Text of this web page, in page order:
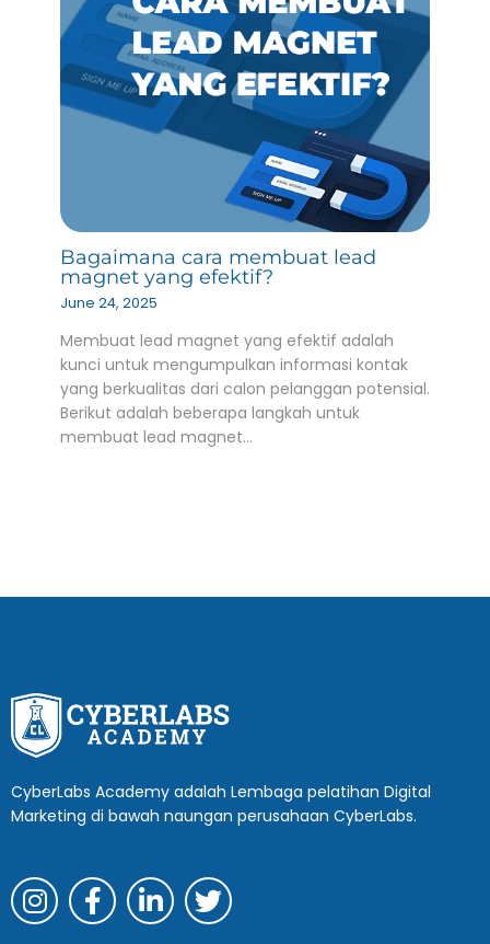
Bagaimana cara membuat lead
magnet yang efektif?
June 24, 2025
Membuat lead magnet yang efektif adalah
kunci untuk mengumpulkan informasi kontak
yang berkualitas dari calon pelanggan potensial.
Berikut adalah beberapa langkah untuk
membuat lead magnet…
CyberLabs Academy adalah Lembaga pelatihan Digital
Marketing di bawah naungan perusahaan CyberLabs.